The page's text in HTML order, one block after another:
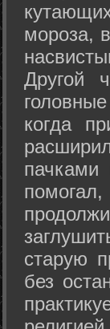
мороза,
Другой
когда
пачками
старую
без